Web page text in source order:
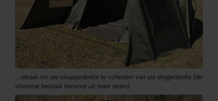
...ideaal om uw slaapgedeelte te scheiden van uw daggedeelte (de
vloermat bestaat hiervoor uit twee delen)